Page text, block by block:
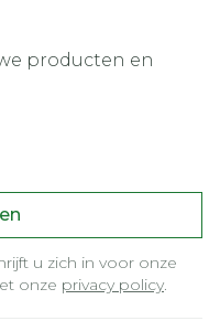
producten en
u zich in voor onze
onze privacy policy.